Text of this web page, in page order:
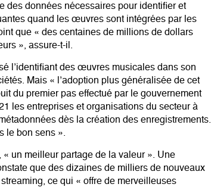
des données nécessaires pour identifier et
quand les œuvres sont intégrées par les
que « des centaines de millions de dollars
», assure-t-il.
l’identifiant des œuvres musicales dans son
Mais « l’adoption plus généralisée de cet
du premier pas effectué par le gouvernement
les entreprises et organisations du secteur à
dès la création des enregistrements.
le bon sens ».
« un meilleur partage de la valeur ». Une
que des dizaines de milliers de nouveaux
ce qui « offre de merveilleuses